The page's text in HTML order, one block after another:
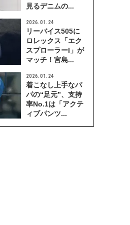
見るデニムの...
2026.01.24
リーバイス505に
ロレックス「エク
スプローラーI」が
マッチ！宮島...
2026.01.24
着こなし上手なパ
パの“足元”、支持
率No.1は「アクテ
ィブパンツ...